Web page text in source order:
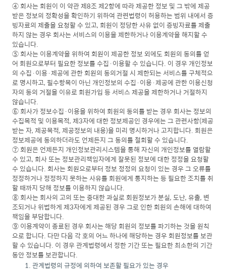
④ 회사는 회원이 이 약관 제8조 제2항에 따라 제공한 정보 및 그 밖에 제공
받은 정보의 정확성을 확인하기 위하여 관련법령이 허용하는 범위 내에서 증
빙자료의 제출을 요청할 수 있고, 회원이 정당한 사유 없이 증빙자료를 제출
하지 않는 경우 회사는 서비스의 이용을 제한하거나 이용계약을 해지할 수
있습니다.
⑤ 회사는 이용계약을 위하여 회원이 제공한 정보 외에도 회원의 동의를 얻
어 회원으로부터 필요한 정보를 수집·이용할 수 있습니다. 이 경우 개인정보
의 수집·이용·제공에 관한 회원의 동의거절 시 제한되는 서비스를 구체적으
로 명시하고, 필수항목이 아닌 개인정보의 수집·이용·제공에 관한 이용신청
자의 동의 거절을 이유로 회원가입 등 서비스 제공을 제한하거나 거절하지
않습니다.
⑥ 회사가 정보수집·이용을 위하여 회원의 동의를 받는 경우 회사는 정보의
수집목적 및 이용목적, 제3자에 대한 정보제공인 경우에는 그 관련사항(제공
받는 자, 제공목적, 제공정보의 내용)을 미리 명시하거나 고지합니다. 회원은
정보제공에 동의하더라도 언제든지 그 동의를 철회할 수 있습니다.
⑦ 회원은 언제든지 개인정보관리시스템을 통해 자신의 개인정보를 열람할
수 있고, 회사 또는 정보관리책임자에게 잘못된 정보에 대한 정정을 요청할
수 있습니다. 회사는 회원으로부터 정보 정정의 요청이 있는 경우 그 오류를
정정하거나 정정하지 못하는 사유를 회원에게 통지하는 등 필요한 조치를 취
할 때까지 당해 정보를 이용하지 않습니다.
⑧ 회사는 회사의 고의 또는 중대한 과실로 회원정보가 분실, 도난, 유출, 변
조되거나 위법하게 제3자에게 제공된 경우 그로 인한 회원의 손해에 대하여
책임을 부담합니다.
⑨ 이용계약이 종료된 경우 회사는 해당 회원의 정보를 파기하는 것을 원칙
으로 합니다. 다만 다음 각 호의 어느 하나에 해당하는 경우 회원정보를 보관
할 수 있습니다. 이 경우 관계법령에서 정한 기간 또는 필요한 최소한의 기간
동안 정보를 보관합니다.
관계법령의 규정에 의하여 보존할 필요가 있는 경우